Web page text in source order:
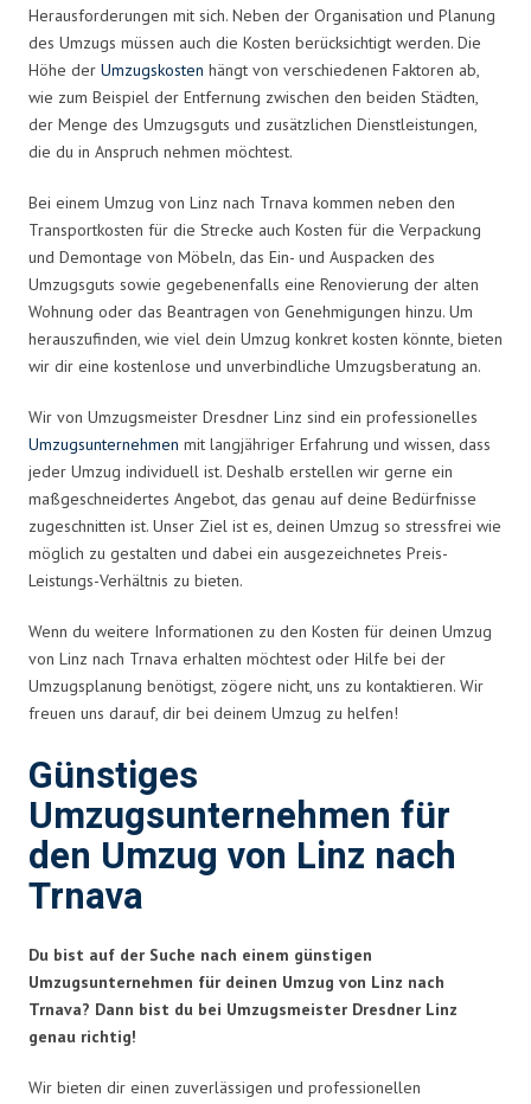
Herausforderungen mit sich. Neben der Organisation und Planung
des Umzugs müssen auch die Kosten berücksichtigt werden. Die
Höhe der Umzugskosten hängt von verschiedenen Faktoren ab,
wie zum Beispiel der Entfernung zwischen den beiden Städten,
der Menge des Umzugsguts und zusätzlichen Dienstleistungen,
die du in Anspruch nehmen möchtest.
Bei einem Umzug von Linz nach Trnava kommen neben den
Transportkosten für die Strecke auch Kosten für die Verpackung
und Demontage von Möbeln, das Ein- und Auspacken des
Umzugsguts sowie gegebenenfalls eine Renovierung der alten
Wohnung oder das Beantragen von Genehmigungen hinzu. Um
herauszufinden, wie viel dein Umzug konkret kosten könnte, bieten
wir dir eine kostenlose und unverbindliche Umzugsberatung an.
Wir von Umzugsmeister Dresdner Linz sind ein professionelles
Umzugsunternehmen mit langjähriger Erfahrung und wissen, dass
jeder Umzug individuell ist. Deshalb erstellen wir gerne ein
maßgeschneidertes Angebot, das genau auf deine Bedürfnisse
zugeschnitten ist. Unser Ziel ist es, deinen Umzug so stressfrei wie
möglich zu gestalten und dabei ein ausgezeichnetes Preis-
Leistungs-Verhältnis zu bieten.
Wenn du weitere Informationen zu den Kosten für deinen Umzug
von Linz nach Trnava erhalten möchtest oder Hilfe bei der
Umzugsplanung benötigst, zögere nicht, uns zu kontaktieren. Wir
freuen uns darauf, dir bei deinem Umzug zu helfen!
Günstiges
Umzugsunternehmen für
den Umzug von Linz nach
Trnava
Du bist auf der Suche nach einem günstigen
Umzugsunternehmen für deinen Umzug von Linz nach
Trnava? Dann bist du bei Umzugsmeister Dresdner Linz
genau richtig!
Wir bieten dir einen zuverlässigen und professionellen